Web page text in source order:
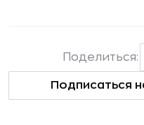
Подписаться
Поделиться: